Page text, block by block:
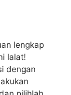
lengkap
lalat!
dengan